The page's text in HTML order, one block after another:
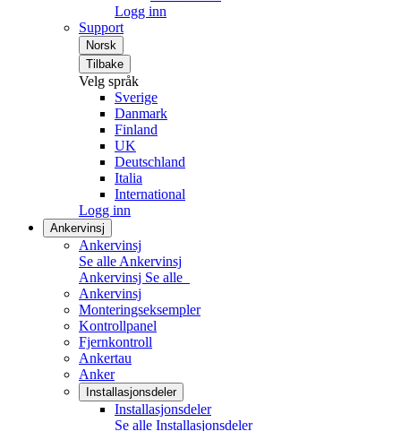
Logg inn
Support
Norsk
Tilbake
Velg språk
Sverige
Danmark
Finland
UK
Deutschland
Italia
International
Logg inn
Ankervinsj
Ankervinsj
Se alle Ankervinsj
Ankervinsj Se alle
Ankervinsj
Monteringseksempler
Kontrollpanel
Fjernkontroll
Ankertau
Anker
Installasjonsdeler
Installasjonsdeler
Se alle Installasjonsdeler